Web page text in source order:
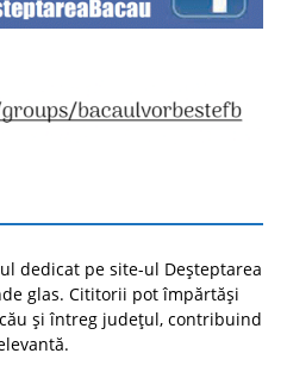
dedicat pe site-ul Deșteptarea
glas. Cititorii pot împărtăși
și întreg județul, contribuind